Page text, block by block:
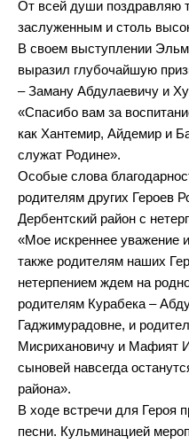
От всей души поздравляю
заслуженным и столь
В своем выступлении
выразил глубочайшую
– Заману Абдулаевичу и
«Спасибо вам за
как Хантемир, Айдемир и
служат Родине».
Особые слова
родителям других Героев
Дербентский район с
«Мое искреннее уважение
также родителям наших
нетерпением ждем на
родителям Курабека –
Гаджимурадовне, и
Мисрихановичу и Мафият
сыновей навсегда
района».
В ходе встречи для Героя
песни. Кульминацией